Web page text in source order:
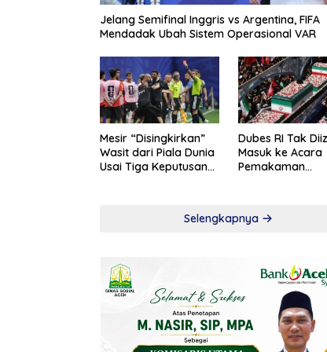
Jelang Semifinal Inggris vs Argentina, FIFA
Mendadak Ubah Sistem Operasional VAR
Mesir “Disingkirkan”
Wasit dari Piala Dunia
Usai Tiga Keputusan
Dubes RI Tak
Masuk ke Acara
Pemakaman
Selengkapnya